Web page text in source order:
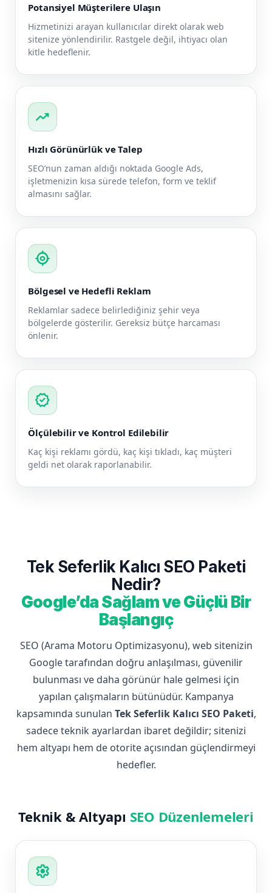
Potansiyel Müşterilere Ulaşın
Hizmetinizi arayan kullanıcılar direkt olarak web
sitenize yönlendirilir. Rastgele değil, ihtiyacı olan
kitle hedeflenir.
trending_up
Hızlı Görünürlük ve Talep
SEO’nun zaman aldığı noktada Google Ads,
işletmenizin kısa sürede telefon, form ve teklif
almasını sağlar.
my_location
Bölgesel ve Hedefli Reklam
Reklamlar sadece belirlediğiniz şehir veya
bölgelerde gösterilir. Gereksiz bütçe harcaması
önlenir.
verified
Ölçülebilir ve Kontrol Edilebilir
Kaç kişi reklamı gördü, kaç kişi tıkladı, kaç müşteri
geldi net olarak raporlanabilir.
Tek Seferlik Kalıcı SEO Paketi
Nedir?
Google’da Sağlam ve Güçlü Bir
Başlangıç
SEO (Arama Motoru Optimizasyonu), web sitenizin
Google tarafından doğru anlaşılması, güvenilir
bulunması ve daha görünür hale gelmesi için
yapılan çalışmaların bütünüdür. Kampanya
kapsamında sunulan Tek Seferlik Kalıcı SEO Paketi,
sadece teknik ayarlardan ibaret değildir; sitenizi
hem altyapı hem de otorite açısından güçlendirmeyi
hedefler.
Teknik & Altyapı SEO Düzenlemeleri
settings